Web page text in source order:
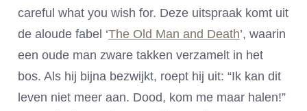
careful what you wish for. Deze uitspraak komt uit
de aloude fabel ‘The Old Man and Death’, waarin
een oude man zware takken verzamelt in het
bos. Als hij bijna bezwijkt, roept hij uit: “Ik kan dit
leven niet meer aan. Dood, kom me maar halen!”